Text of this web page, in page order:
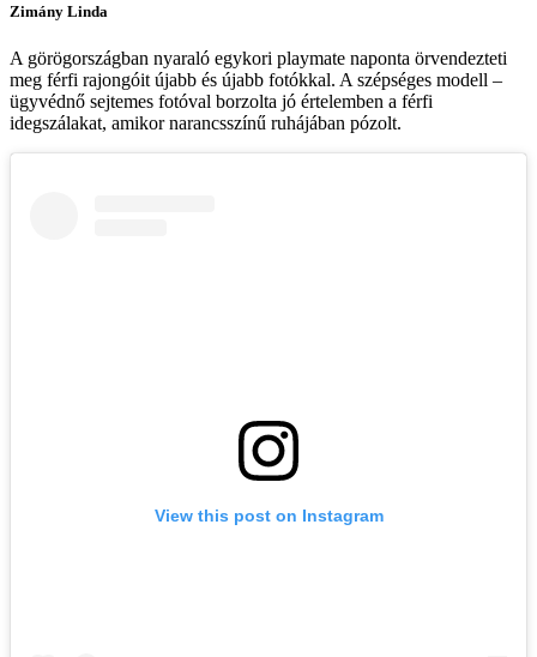
Zimány Linda
A görögországban nyaraló egykori playmate naponta örvendezteti
meg férfi rajongóit újabb és újabb fotókkal. A szépséges modell –
ügyvédnő sejtemes fotóval borzolta jó értelemben a férfi
idegszálakat, amikor narancsszínű ruhájában pózolt.
View this post on Instagram